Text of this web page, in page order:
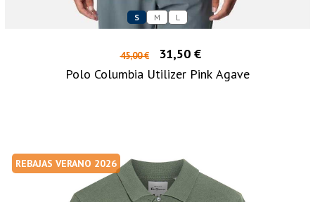
S M L
45,00 €
31,50 €
Polo Columbia Utilizer Pink Agave
REBAJAS VERANO 2026